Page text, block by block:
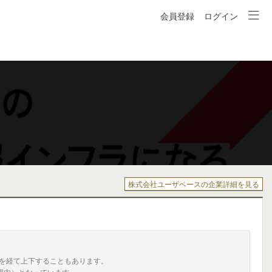
会員登録 ログイン
株式会社ユーザベースの企業詳細を見る
て上下することもあります。